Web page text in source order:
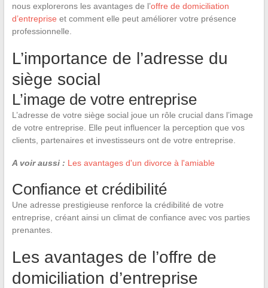
nous explorerons les avantages de l’offre de domiciliation
d’entreprise et comment elle peut améliorer votre présence
professionnelle.
L’importance de l’adresse du
siège social
L’image de votre entreprise
L’adresse de votre siège social joue un rôle crucial dans l’image
de votre entreprise. Elle peut influencer la perception que vos
clients, partenaires et investisseurs ont de votre entreprise.
A voir aussi : Les avantages d'un divorce à l'amiable
Confiance et crédibilité
Une adresse prestigieuse renforce la crédibilité de votre
entreprise, créant ainsi un climat de confiance avec vos parties
prenantes.
Les avantages de l’offre de
domiciliation d’entreprise